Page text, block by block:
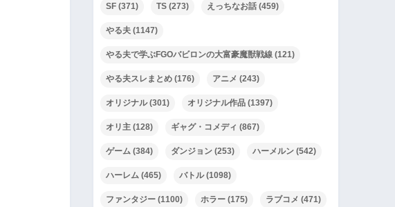
SF (371) TS (273) えっちなお話 (459)
やる夫 (1147)
やる夫で学ぶFGOバビロンの大富豪魔獣戦線 (121)
やる夫スレまとめ (176) アニメ (243)
オリジナル(301) オリジナル作品 (1397)
オリ主 (128) ギャグ・コメディ (867)
ゲーム (384) ダンジョン (253) ハーメルン (542)
ハーレム (465) バトル(1098)
ファンタジー (1100) ホラー (175) ラブコメ (471)